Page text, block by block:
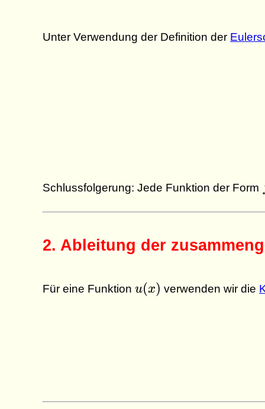
Unter Verwendung der Definition der
Schlussfolgerung: Jede Funktion der Form
2. Ableitung der
Für eine Funktion u(x)
u(x) verwenden wir die